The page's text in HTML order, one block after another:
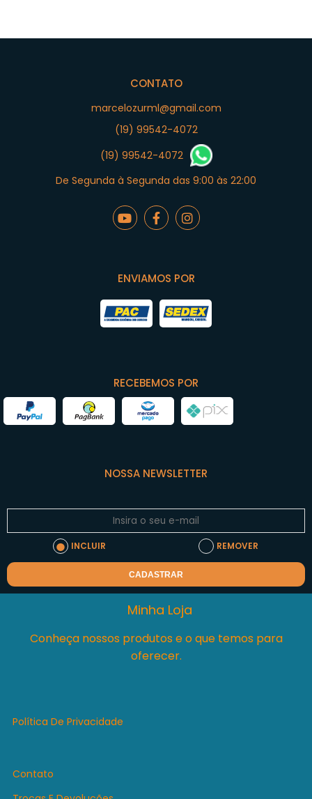
CONTATO
marcelozurml@gmail.com
(19) 99542-4072
(19) 99542-4072
De Segunda à Segunda das 9:00 às 22:00
ENVIAMOS POR
RECEBEMOS POR
NOSSA NEWSLETTER
INCLUIR REMOVER
CADASTRAR
Minha Loja
Conheça nossos produtos e o que temos para
oferecer.
Política De Privacidade
Contato